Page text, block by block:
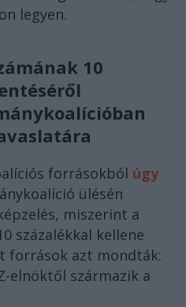
legyen.
10
forrásokból úgy
ülésén
miszerint a
százalékkal kellene
források azt mondták:
elnöktől származik a